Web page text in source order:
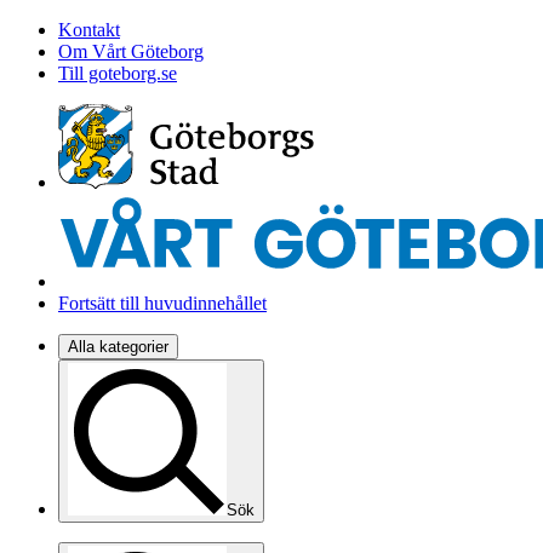
Kontakt
Om Vårt Göteborg
Till goteborg.se
Fortsätt till huvudinnehållet
Alla kategorier
Sök